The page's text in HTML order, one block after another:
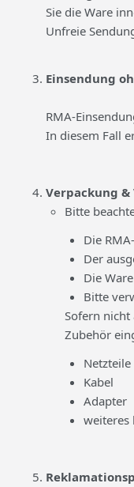
Sie die Ware
Unfreie
Einsendung
RMA-
In diesem Fall
Verpackung &
Bitte
Die
Der
Die
Bitte
Sofern nicht
Zubehör
Netzteile
Kabel
Adapter
weiteres